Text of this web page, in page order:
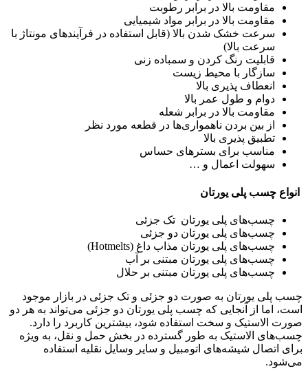
مقاومت بالا در برابر رطوبت
مقاومت بالا در برابر مواد شیمیایی
سرعت خشک شدن بالا (قابل استفاده در فرآیندهای مونتاژ با
سرعت بالا)
قابلیت رنگ کردن و سمباده زنی
سازگار با محیط زیست
انعطاف پذیری بالا
دوام و طول عمر بالا
مقاومت بالا در برابر شعله
از بین بردن ناهمواری‌ها در قطعه مورد نظر
تطبیق پذیری بالا
مناسب برای بسترهای حساس
سهولت اعمال و …
انواع چسب پلی یورتان
چسب‌های پلی یورتان تک جزئی
چسب‌های پلی یورتان دو جزئی
چسب‌های پلی یورتان مذاب داغ (Hotmelts)
چسب‌های پلی یورتان مبتنی بر آب
چسب‌های پلی یورتان مبتنی بر حلال
چسب پلی یورتان به صورت دو جزئی و تک جزئی در بازار موجود
است، اما از آنجایی که چسب پلی یورتان دو جزئی می‌تواند به هر دو
صورت الاستیک و سخت استفاده شود، بیشترین کاربرد را دارد.
چسب‌های الاستیک به طور گسترده در بخش حمل و نقل، به ویژه
برای اتصال شیشه‌های اتومبیل و سایر وسایل نقلیه استفاده
می‌شود.